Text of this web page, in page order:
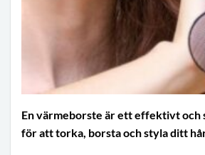
En värmeborste är ett effektivt och
för att torka, borsta och styla ditt hår